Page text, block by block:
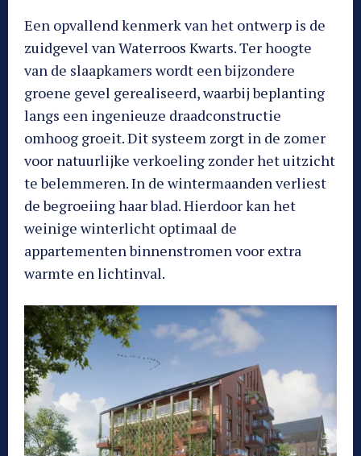
Een opvallend kenmerk van het ontwerp is de
zuidgevel van Waterroos Kwarts. Ter hoogte
van de slaapkamers wordt een bijzondere
groene gevel gerealiseerd, waarbij beplanting
langs een ingenieuze draadconstructie
omhoog groeit. Dit systeem zorgt in de zomer
voor natuurlijke verkoeling zonder het uitzicht
te belemmeren. In de wintermaanden verliest
de begroeiing haar blad. Hierdoor kan het
weinige winterlicht optimaal de
appartementen binnenstromen voor extra
warmte en lichtinval.